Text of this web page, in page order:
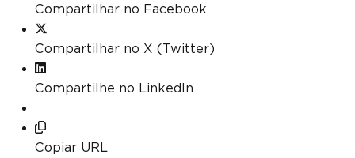
Compartilhar no Facebook
Compartilhar no X (Twitter)
Compartilhe no LinkedIn
Copiar URL